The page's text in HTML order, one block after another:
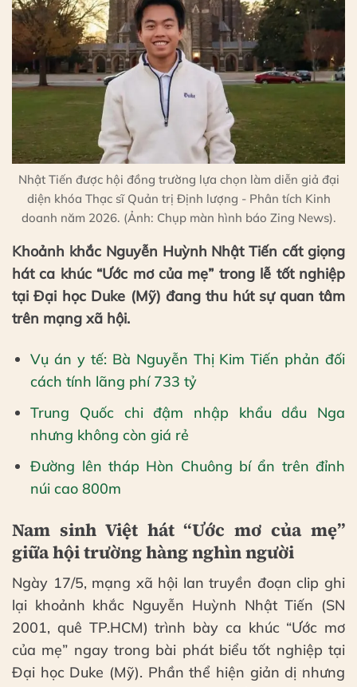
Nhật Tiến được hội đồng trường lựa chọn làm diễn giả đại
diện khóa Thạc sĩ Quản trị Định lượng - Phân tích Kinh
doanh năm 2026. (Ảnh: Chụp màn hình báo Zing News).
Khoảnh khắc Nguyễn Huỳnh Nhật Tiến cất giọng
hát ca khúc “Ước mơ của mẹ” trong lễ tốt nghiệp
tại Đại học Duke (Mỹ) đang thu hút sự quan tâm
trên mạng xã hội.
Vụ án y tế: Bà Nguyễn Thị Kim Tiến phản đối
cách tính lãng phí 733 tỷ
Trung Quốc chi đậm nhập khẩu dầu Nga
nhưng không còn giá rẻ
Đường lên tháp Hòn Chuông bí ẩn trên đỉnh
núi cao 800m
Nam sinh Việt hát “Ước mơ của mẹ”
giữa hội trường hàng nghìn người
Ngày 17/5, mạng xã hội lan truyền đoạn clip ghi
lại khoảnh khắc Nguyễn Huỳnh Nhật Tiến (SN
2001, quê TP.HCM) trình bày ca khúc “Ước mơ
của mẹ” ngay trong bài phát biểu tốt nghiệp tại
Đại học Duke (Mỹ). Phần thể hiện giản dị nhưng